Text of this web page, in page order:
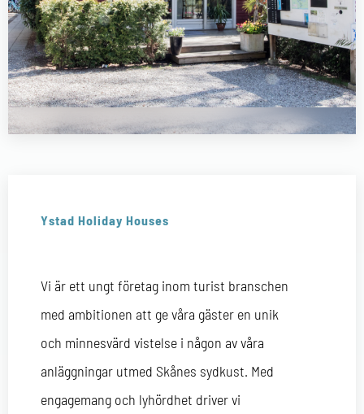
Ystad Holiday Houses
Vi är ett ungt företag inom turist branschen
med ambitionen att ge våra gäster en unik
och minnesvärd vistelse i någon av våra
anläggningar utmed Skånes sydkust. Med
engagemang och lyhördhet driver vi